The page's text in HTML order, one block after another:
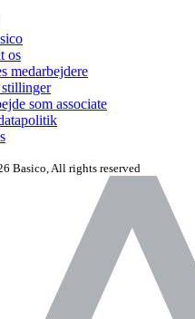
os
medarbejdere
som associate
Basico, All rights reserved